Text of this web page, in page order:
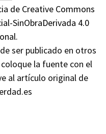
de Creative Commons
SinObraDerivada 4.0
.
ser publicado en otros
la fuente con el
al artículo original de